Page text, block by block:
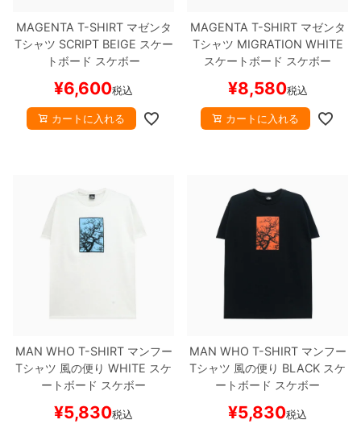
MAGENTA T-SHIRTマゼンタ
Tシャツ SCRIPTBEIGE スケー
トボード スケボー
¥6,600税込
カートに入れる
MAGENTA T-SHIRTマゼンタ
Tシャツ MIGRATION WHITE
スケートボード スケボー
¥8,580税込
カートに入れる
MAN WHO T-SHIRTマンフー
Tシャツ 風の便り WHITE スケ
ートボード スケボー
¥5,830税込
MAN WHO T-SHIRTマンフー
Tシャツ 風の便り BLACK スケ
ートボード スケボー
¥5,830税込